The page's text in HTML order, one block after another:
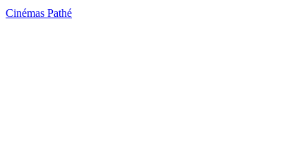
Cinémas Pathé